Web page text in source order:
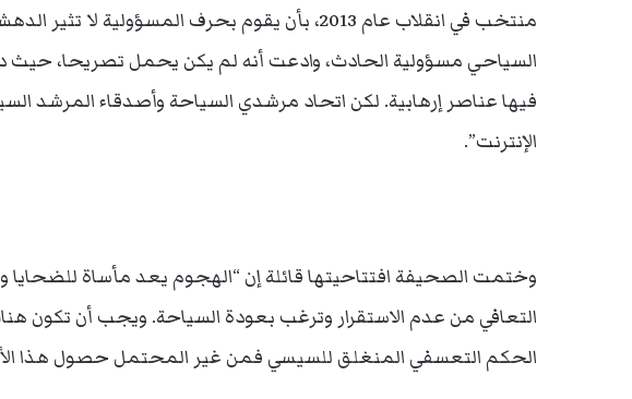
منتخب في انقلاب عام 2013، بأن يقوم بحرف
السياحي مسؤولية الحادث، وادعت أنه لم يكن يحمل تصريحا،
فيها عناصر إرهابية. لكن اتحاد مرشدي السياحة وأصدقاء المرشد
الإنترنت”.
وختمت الصحيفة افتتاحيتها قائلة إن “الهجوم يعد مأساة للضحايا
التعافي من عدم الاستقرار وترغب بعودة السياحة. ويجب أن تكون
الحكم التعسفي المنغلق للسيسي فمن غير المحتمل حصول هذا